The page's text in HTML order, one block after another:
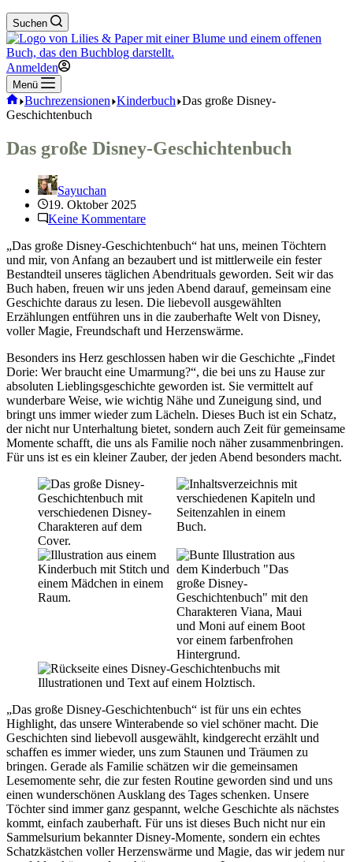
Suchen
Anmelden
Menü
Start
Buchrezensionen Kinderbuch Das große Disney-
Geschichtenbuch
Das große Disney-Geschichtenbuch
Sayuchan
19. Oktober 2025
Keine Kommentare
„Das große Disney-Geschichtenbuch“ hat uns, meinen Töchtern
und mir, von Anfang an bezaubert und ist mittlerweile ein fester
Bestandteil unseres täglichen Abendrituals geworden. Seit wir das
Buch haben, freuen wir uns jeden Abend darauf, gemeinsam eine
Geschichte daraus zu lesen. Die liebevoll ausgewählten
Erzählungen entführen uns in die zauberhafte Welt von Disney,
voller Magie, Freundschaft und Herzenswärme.
Besonders ins Herz geschlossen haben wir die Geschichte „Findet
Dorie: Wer braucht eine Umarmung?“, die bei uns zu Hause zur
absoluten Lieblingsgeschichte geworden ist. Sie vermittelt auf
wunderbare Weise, wie wichtig Nähe und Zuneigung sind, und
bringt uns immer wieder zum Lächeln. Dieses Buch ist ein Schatz,
der nicht nur Unterhaltung bietet, sondern auch Zeit für gemeinsame
Momente schafft, die uns als Familie noch näher zusammenbringen.
Für uns ist es ein kleiner Zauber, der jeden Abend besonders macht.
„Das große Disney-Geschichtenbuch“ ist für uns ein echtes
Highlight, das unsere Winterabende so viel schöner macht. Die
Geschichten sind liebevoll ausgewählt, kindgerecht erzählt und
schaffen es immer wieder, uns zum Staunen und Träumen zu
bringen. Gerade als Familie schätzen wir die gemeinsamen
Lesemomente sehr, die zur festen Routine geworden sind und uns
einen wunderschönen Ausklang des Tages schenken. Unsere
Töchter sind immer ganz gespannt, welche Geschichte als nächstes
kommt, einfach zauberhaft. Für uns ist dieses Buch nicht nur ein
Sammelsurium bekannter Disney-Momente, sondern ein echtes
Schatzkästchen voller Herzenswärme und Magie, das wir jedem nur